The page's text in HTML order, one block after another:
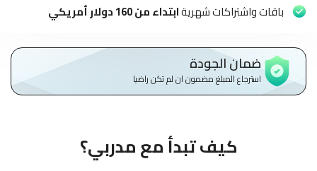
نحن
الشروط
والأحكام
باقات واشتراكات شهريةابتداء من 160 دولار أمريكي
ضمان الجودة
استرجاع المبلغ مضمون ان لم تكن راضيا
كيف تبدأ مع مدربي؟